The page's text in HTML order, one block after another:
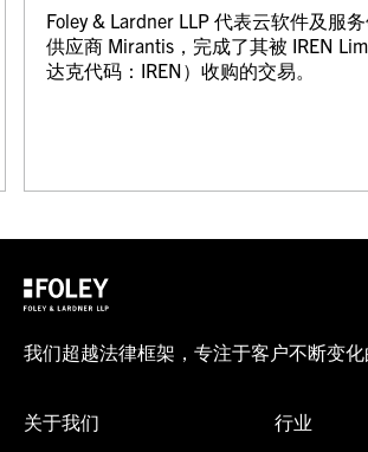
Foley & Lardner LLP 代表云软件及服
供应商 Mirantis，完成了其被 IREN
达克代码：IREN）收购的交易。
我们超越法律框架，专注于客户不断变化
关于我们
行业